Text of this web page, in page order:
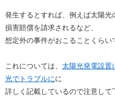
発生するとすれば、例えば太陽
損害賠償を請求されるなど、
想定外の事件がおこることくらい
これについては、 太陽光発電設置
光でトラブルにに
詳しく記載しているので注意して